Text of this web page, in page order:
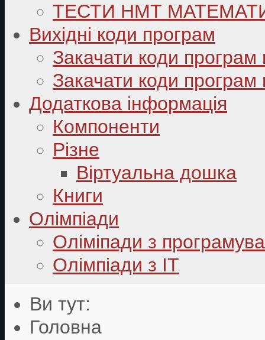
ТЕСТИ НМТ
Вихідні коди програм
Закачати коди програм
Закачати коди програм
Додаткова інформація
Компоненти
Різне
Віртуальна дошка
Книги
Олімпіади
Оліміпади з
Олімпіади з ІТ
Ви тут:
Головна